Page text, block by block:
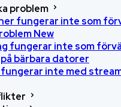
problem
fungerar inte som
New
fungerar inte som
bärbara datorer
fungerar inte med